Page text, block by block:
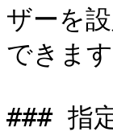
ザーを
できます
### 指